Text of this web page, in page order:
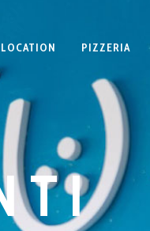
LOCATION PIZZERIA